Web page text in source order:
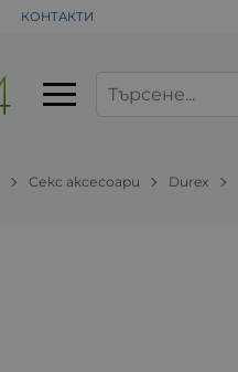
КОНТАКТИ
Секс аксесоари Durex